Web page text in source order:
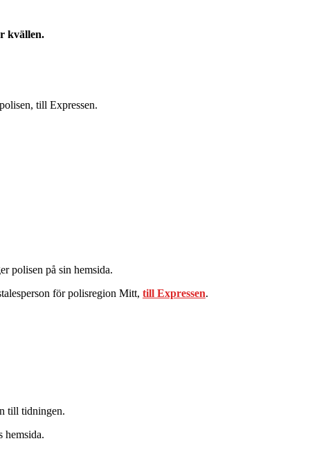
kvällen.
till Expressen.
polisen på sin hemsida.
för polisregion Mitt, till Expressen.
till tidningen.
hemsida.